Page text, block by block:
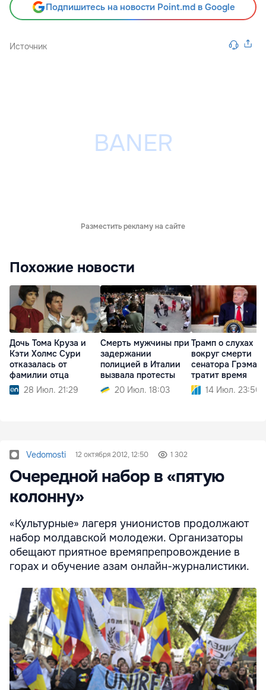
Подпишитесь на новости Point.md в Google
Источник
Разместить рекламу на сайте
Похожие новости
Дочь Тома Круза и
Кэти Холмс Сури
отказалась от
фамилии отца
28 Июл. 21:29
Смерть мужчины при
задержании
полицией в Италии
вызвала протесты
20 Июл. 18:03
Трамп о слухах
вокруг смерти
сенатора Грэма:
тратит время
14 Июл. 23:50
Vedomosti 12 октября 2012, 12:50 1 302
Очередной набор в «пятую
колонну»
«Культурные» лагеря унионистов продолжают
набор молдавской молодежи. Организаторы
обещают приятное времяпрепровождение в
горах и обучение азам онлайн-журналистики.